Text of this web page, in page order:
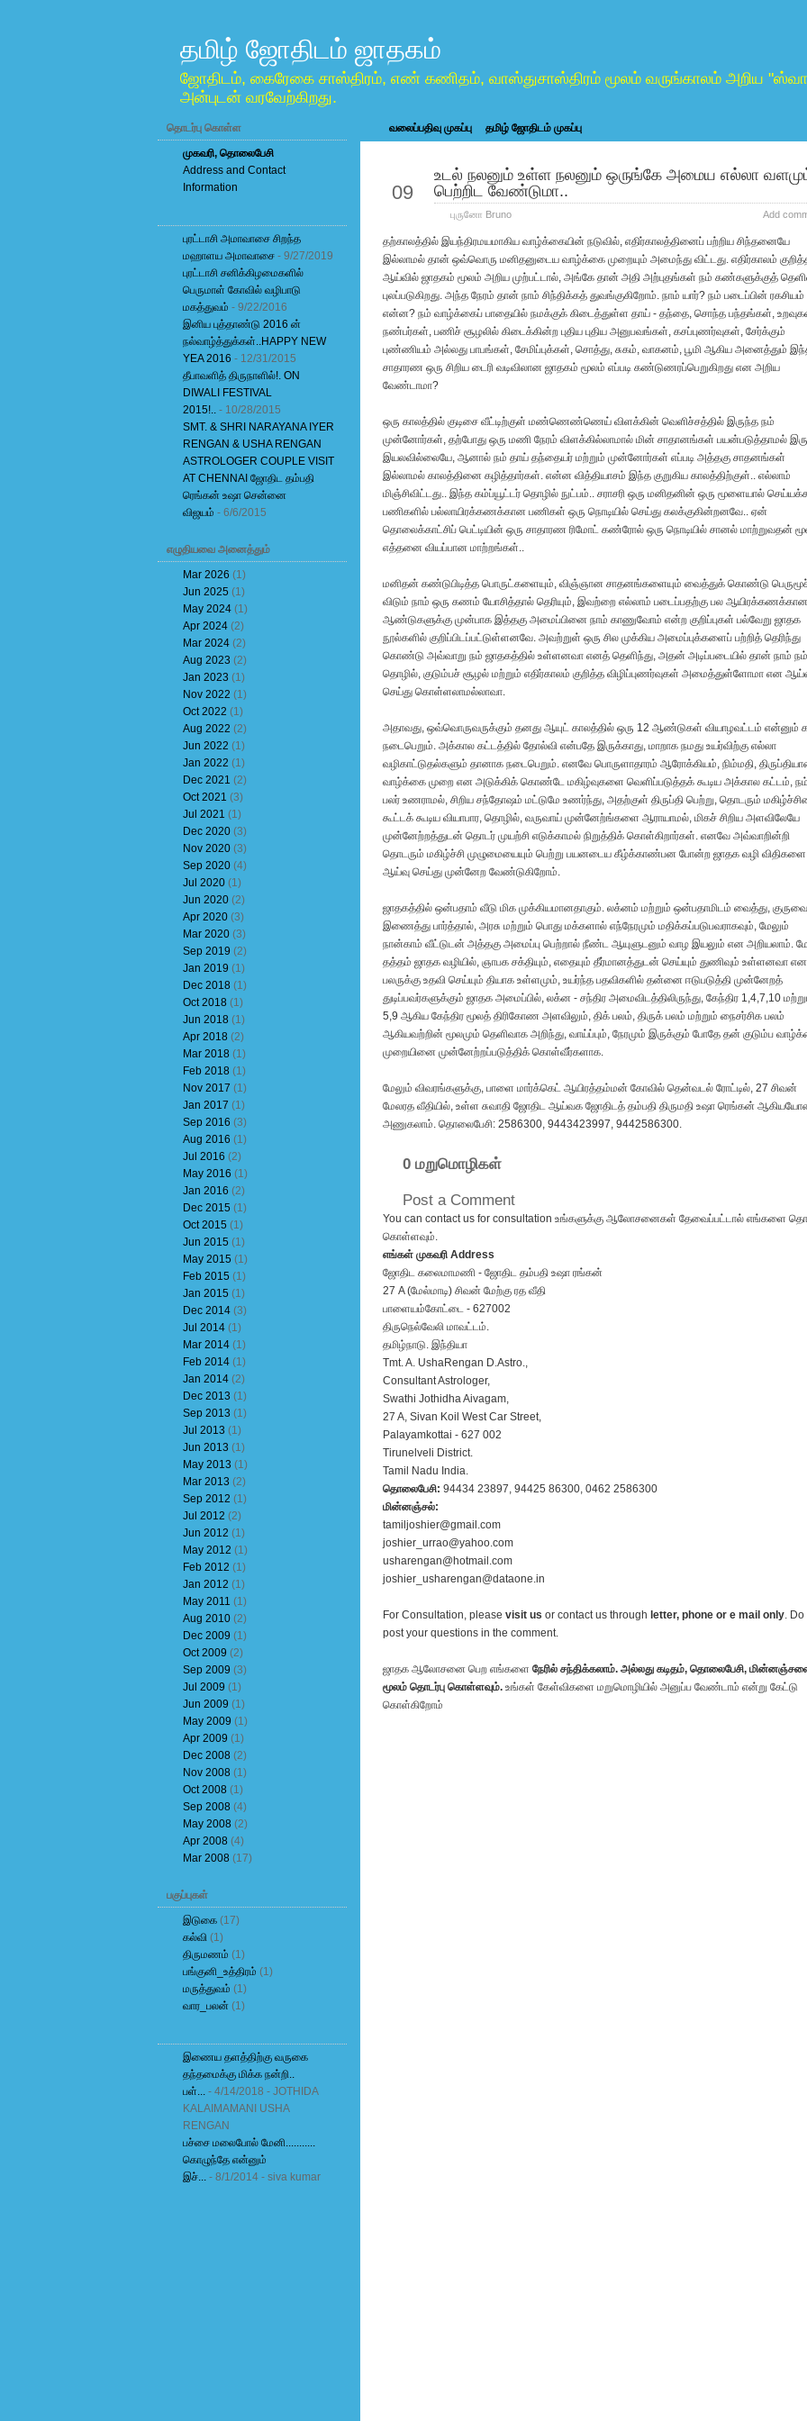
தமிழ் ஜோதிடம் ஜாதகம்
ஜோதிடம், கைரேகை சாஸ்திரம், எண் கணிதம், வாஸ்துசாஸ்திரம் மூலம் வருங்காலம் அறிய
அன்புடன் வரவேற்கிறது.
தொடர்பு கொள்ள
முகவரி, தொலைபேசி
Address and Contact
Information
புரட்டாசி அமாவாசை சிறந்த
மஹாளய அமாவாசை- 9/27/2019
புரட்டாசி சனிக்கிழமைகளில்
பெருமாள் கோவில் வழிபாடு
மகத்துவம் - 9/22/2016
இனிய புத்தாண்டு 2016 ன்
நல்வாழ்த்துக்கள்..HAPPY NEW
YEA 2016 - 12/31/2015
தீபாவளித் திருநாளில்!. ON
DIWALI FESTIVAL
2015!..- 10/28/2015
SMT. & SHRI NARAYANA IYER
RENGAN & USHA RENGAN
ASTROLOGER COUPLE VISIT
AT CHENNAI ஜோதிட தம்பதி
ரெங்கன் உஷா சென்னை
விஜயம் - 6/6/2015
எழுதியவை அனைத்தும்
Mar 2026 (1)
Jun 2025(1)
May 2024(1)
Apr 2024(2)
Mar 2024(2)
Aug 2023 (2)
Jan 2023 (1)
Nov 2022 (1)
Oct 2022 (1)
Aug 2022 (2)
Jun 2022 (1)
Jan 2022 (1)
Dec 2021 (2)
Oct 2021 (3)
Jul 2021 (1)
Dec 2020(3)
Nov 2020(3)
Sep 2020(4)
Jul 2020(1)
Jun 2020(2)
Apr 2020(3)
Mar 2020(3)
Sep 2019 (2)
Jan 2019 (1)
Dec 2018(1)
Oct 2018(1)
Jun 2018(1)
Apr 2018(2)
Mar 2018(1)
Feb 2018(1)
Nov 2017 (1)
Jan 2017 (1)
Sep 2016 (3)
Aug 2016 (1)
Jul 2016 (2)
May 2016 (1)
Jan 2016 (2)
Dec 2015(1)
Oct 2015(1)
Jun 2015(1)
May 2015(1)
Feb 2015(1)
Jan 2015(1)
Dec 2014(3)
Jul 2014(1)
Mar 2014(1)
Feb 2014(1)
Jan 2014(2)
Dec 2013 (1)
Sep 2013 (1)
Jul 2013 (1)
Jun 2013 (1)
May 2013 (1)
Mar 2013 (2)
Sep 2012 (1)
Jul 2012 (2)
Jun 2012 (1)
May 2012 (1)
Feb 2012 (1)
Jan 2012 (1)
May 2011 (1)
Aug 2010(2)
Dec 2009 (1)
Oct 2009 (2)
Sep 2009 (3)
Jul 2009 (1)
Jun 2009 (1)
May 2009 (1)
Apr 2009 (1)
Dec 2008(2)
Nov 2008(1)
Oct 2008(1)
Sep 2008(4)
May 2008(2)
Apr 2008(4)
Mar 2008(17)
பகுப்புகள்
இடுகை(17)
கல்வி(1)
திருமணம் (1)
பங்குனி_உத்திரம் (1)
மருத்துவம் (1)
வார_பலன்(1)
இணைய தளத்திற்கு வருகை
தந்தமைக்கு மிக்க நன்றி..
பள்...- 4/14/2018 - JOTHIDA
KALAIMAMANI USHA
RENGAN
பச்சை மலைபோல் மேனி...........
கொழுந்தே என்னும்
இச்...- 8/1/2014- siva kumar
வலைப்பதிவு முகப்பு தமிழ் ஜோதிடம் முகப்பு
09
உடல் நலனும் உள்ள நலனும் ஒருங்கே அமைய எல்லா
பெற்றிட வேண்டுமா..
புருனோ Bruno Add
தற்காலத்தில் இயந்திரமயமாகிய வாழ்க்கையின் நடுவில், எதிர்காலத்தினைப் பற்றிய சிந்தனையே
இல்லாமல் தான் ஒவ்வொரு மனிதனுடைய வாழ்க்கை முறையும் அமைந்து விட்டது. எதிர்காலம்
ஆய்வில் ஜாதகம் மூலம் அறிய முற்பட்டால், அங்கே தான் அதி அற்புதங்கள் நம் கண்களுக்குத்
புலப்படுகிறது. அந்த நேரம் தான் நாம் சிந்திக்கத் துவங்குகிறோம். நாம் யார்? நம் படைப்பின் ரகசியம்
என்ன? நம் வாழ்க்கைப் பாதையில் நமக்குக் கிடைத்துள்ள தாய் - தந்தை, சொந்த பந்தங்கள்,
நண்பர்கள், பணிச் சூழலில் கிடைக்கின்ற புதிய புதிய அனுபவங்கள், கசப்புணர்வுகள், சேர்க்கும்
புண்ணியம் அல்லது பாபங்கள், சேமிப்புக்கள், சொத்து, சுகம், வாகனம், பூமி ஆகிய அனைத்தும்
சாதாரண ஒரு சிறிய டைரி வடிவிலான ஜாதகம் மூலம் எப்படி கண்டுணரப்பெறுகிறது என அறிய
வேண்டாமா?
ஒரு காலத்தில் குடிசை வீட்டிற்குள் மண்ணெண்ணெய் விளக்கின் வெளிச்சத்தில் இருந்த நம்
முன்னோர்கள், தற்போது ஒரு மணி நேரம் விளக்கில்லாமால் மின் சாதானங்கள் பயன்படுத்தாமல்
இயலவில்லையே, ஆனால் நம் தாய் தந்தையர் மற்றும் முன்னோர்கள் எப்படி அத்தகு சாதனங்கள்
இல்லாமல் காலத்தினை கழித்தார்கள். என்ன வித்தியாசம் இந்த குறுகிய காலத்திற்குள்.. எல்லாம்
மிஞ்சிவிட்டது.. இந்த கம்ப்யூட்டர் தொழில் நுட்பம்.. சராசரி ஒரு மனிதனின் ஒரு மூளையால்
பணிகளில் பல்லாயிரக்கணக்கான பணிகள் ஒரு நொடியில் செய்து கலக்குகின்றனவே.. ஏன்
தொலைக்காட்சிப் பெட்டியின் ஒரு சாதாரண ரிமோட் கண்ரோல் ஒரு நொடியில் சானல் மாற்றுவதன்
எத்தனை வியப்பான மாற்றங்கள்..
மனிதன் கண்டுபிடித்த பொருட்களையும், விஞ்ஞான சாதனங்களையும் வைத்துக் கொண்டு
விடும் நாம் ஒரு கணம் யோசித்தால் தெரியும், இவற்றை எல்லாம் படைப்பதற்கு பல ஆயிரக்கணக்கான
ஆண்டுகளுக்கு முன்பாக இத்தகு அமைப்பினை நாம் காணுவோம் என்ற குறிப்புகள் பல்வேறு ஜாதக
நூல்களில் குறிப்பிடப்பட்டுள்ளனவே. அவற்றுள் ஒரு சில முக்கிய அமைப்புக்களைப் பற்றித் தெரிந்து
கொண்டு அவ்வாறு நம் ஜாதகத்தில் உள்ளனவா எனத் தெளிந்து, அதன் அடிப்படையில் தான் நாம் நம்
தொழில், குடும்பச் சூழல் மற்றும் எதிர்காலம் குறித்த விழிப்புணர்வுகள் அமைத்துள்ளோமா என
செய்து கொள்ளலாமல்லாவா.
அதாவது, ஒவ்வொருவருக்கும் தனது ஆயுட் காலத்தில் ஒரு 12 ஆண்டுகள் வியாழவட்டம் என்னும்
நடைபெறும். அக்கால கட்டத்தில் தோல்வி என்பதே இருக்காது, மாறாக நமது உயர்விற்கு எல்லா
வழிகாட்டுதல்களும் தானாக நடைபெறும். எனவே பொருளாதாரம் ஆரோக்கியம், நிம்மதி,
வாழ்க்கை முறை என அடுக்கிக் கொண்டே மகிழ்வுகளை வெளிப்படுத்தக் கூடிய அக்கால கட்டம்,
பலர் உணராமல், சிறிய சந்தோஷம் மட்டுமே உணர்ந்து, அதற்குள் திருப்தி பெற்று, தொடரும்
கூட்டக் கூடிய வியாபார, தொழில், வருவாய் முன்னேற்ங்களை ஆராயாமல், மிகச் சிறிய அளவிலேயே
முன்னேற்றத்துடன் தொடர் முயற்சி எடுக்காமல் நிறுத்திக் கொள்கிறார்கள். எனவே அவ்வாறின்றி
தொடரும் மகிழ்ச்சி முழுமையையும் பெற்று பயனடைய கீழ்க்காண்பன போன்ற ஜாதக வழி விதிகளை
ஆய்வு செய்து முன்னேற வேண்டுகிறோம்.
ஜாதகத்தில் ஒன்பதாம் வீடு மிக முக்கியமானதாகும். லக்னம் மற்றும் ஒன்பதாமிடம் வைத்து,
இணைத்து பார்த்தால், அரசு மற்றும் பொது மக்களால் எந்நேரமும் மதிக்கப்படுபவராகவும், மேலும்
நான்காம் வீட்டுடன் அத்தகு அமைப்பு பெற்றால் நீண்ட ஆயுளுடனும் வாழ இயலும் என அறியலாம்.
தத்தம் ஜாதக வழியில், ஞாபக சக்தியும், எதையும் தீர்மானத்துடன் செய்யும் துணிவும் உள்ளனவா
பலருக்கு உதவி செய்யும் தியாக உள்ளமும், உயர்ந்த பதவிகளில் தன்னை ஈடுபடுத்தி முன்னேறத்
துடிப்பவர்களுக்கும் ஜாதக அமைப்பில், லக்ன - சந்திர அமைவிடத்திலிருந்து, கேந்திர 1,4,7,10
5,9 ஆகிய கேந்திர மூலத் திரிகோண அளவிலும், திக் பலம், திருக் பலம் மற்றும் நைசர்சிக பலம்
ஆகியவற்றின் மூலமும் தெளிவாக அறிந்து, வாய்ப்பும், நேரமும் இருக்கும் போதே தன் குடும்ப
முறையினை முன்னேற்றப்படுத்திக் கொள்வீர்களாக.
மேலும் விவரங்களுக்கு, பாளை மார்க்கெட் ஆயிரத்தம்மன் கோவில் தென்வடல் ரோட்டில், 27 சிவன்
மேலரத வீதியில், உள்ள சுவாதி ஜோதிட ஆய்வக ஜோதிடத் தம்பதி திருமதி உஷா ரெங்கன்
அணுகலாம். தொலைபேசி: 2586300, 9443423997, 9442586300.
0 மறுமொழிகள்
Post a Comment
You can contact us for consultation உங்களுக்கு ஆலோசனைகள் தேவைப்பட்டால் எங்களை
கொள்ளவும்.
எங்கள் முகவரி Address
ஜோதிட கலைமாமணி - ஜோதிட தம்பதி உஷா ரங்கன்
27 A (மேல்மாடி) சிவன் மேற்கு ரத வீதி
பாளையம்கோட்டை - 627002
திருநெல்வேலி மாவட்டம்.
தமிழ்நாடு. இந்தியா
Tmt. A. UshaRengan D.Astro.,
Consultant Astrologer,
Swathi Jothidha Aivagam,
27 A, Sivan Koil West Car Street,
Palayamkottai - 627 002
Tirunelveli District.
Tamil Nadu India.
தொலைபேசி: 94434 23897, 94425 86300, 0462 2586300
மின்னஞ்சல்:
tamiljoshier@gmail.com
joshier_urrao@yahoo.com
usharengan@hotmail.com
joshier_usharengan@dataone.in
For Consultation, please visit us or contact us through letter, phone or e mail only. Do
post your questions in the comment.
ஜாதக ஆலோசனை பெற எங்களை நேரில் சந்திக்கலாம். அல்லது கடிதம், தொலைபேசி,
மூலம் தொடர்பு கொள்ளவும்.உங்கள் கேள்விகளை மறுமொழியில் அனுப்ப வேண்டாம் என்று கேட்டு
கொள்கிறோம்